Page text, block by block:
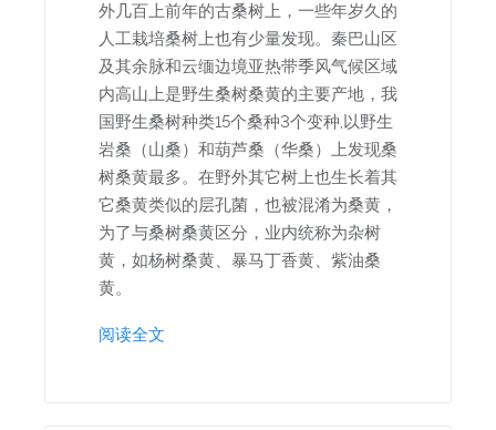
外几百上前年的古桑树上，一些年岁久的
人工栽培桑树上也有少量发现。秦巴山区
及其余脉和云缅边境亚热带季风气候区域
内高山上是野生桑树桑黄的主要产地，我
国野生桑树种类15个桑种3个变种,以野生
岩桑（山桑）和葫芦桑（华桑）上发现桑
树桑黄最多。在野外其它树上也生长着其
它桑黄类似的层孔菌，也被混淆为桑黄，
为了与桑树桑黄区分，业内统称为杂树
黄，如杨树桑黄、暴马丁香黄、紫油桑
黄。
阅读全文